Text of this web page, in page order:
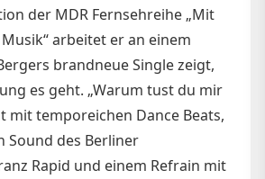
der MDR Fernsehreihe „Mit
arbeitet er an einem
brandneue Single zeigt,
es geht. „Warum tust du mir
mit temporeichen Dance Beats,
Sound des Berliner
Rapid und einem Refrain mit